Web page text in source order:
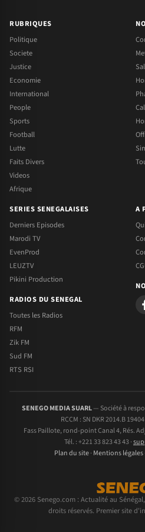
RUBRIQUES
Politique
Societe
Justice
Economie
International
People
Sports
Football
Lutte
Faits Divers
Videos
Afrique
SERIES SENEGALAISES
Derniers Episodes
Marodi TV
EvenProd
LEUZTV
Pikini Production
RADIOS DU SENEGAL
Toutes les Radios
RFM
Zik FM
Sud FM
RTS RSI
A
SENEGO MEDIA SUARL— Société à
RCCM : SN DKR 2014.B
Fass Paillote, rond-point Canal 4, Rés.
Tél. : +221 33 823 43 43 ·
Plan du site· Mentions légales
© 2026 Senego.com : Actualité au
droits réservés. Premier site